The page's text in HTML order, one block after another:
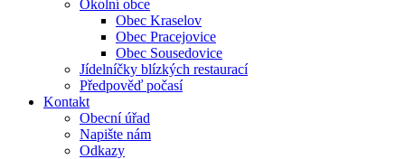
Okolní obce
Obec Kraselov
Obec Pracejovice
Obec Sousedovice
Jídelníčky blízkých restaurací
Předpověď počasí
Kontakt
Obecní úřad
Napište nám
Odkazy